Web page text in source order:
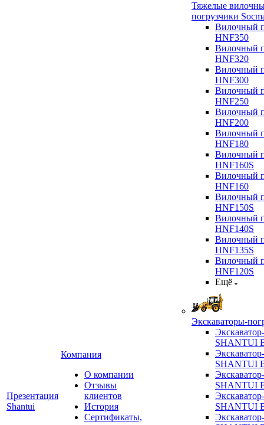
Презентация
Shantui
Компания
О компании
Отзывы
клиентов
История
Сертификаты,
Тяжелые
погрузчики
Вилочный
HNF350
Вилочный
HNF320
Вилочный
HNF300
Вилочный
HNF250
Вилочный
HNF200
Вилочный
HNF180
Вилочный
HNF160S
Вилочный
HNF160
Вилочный
HNF150S
Вилочный
HNF140S
Вилочный
HNF135S
Вилочный
HNF120S
Ещё
Экскаваторы-
SHANTUI
SHANTUI
SHANTUI
SHANTUI